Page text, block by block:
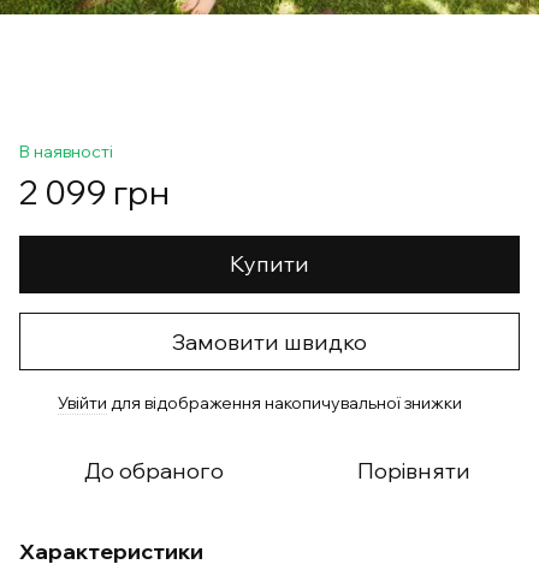
В наявності
2 099 грн
Купити
Замовити швидко
Увійти для відображення накопичувальної знижки
До обраного Порівняти
Характеристики